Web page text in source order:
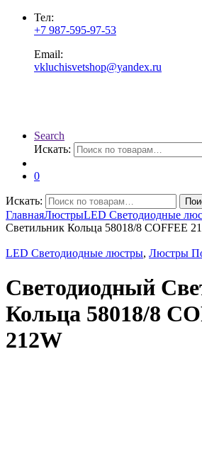
Тел:
+7 987-595-97-53
Email:
vkluchisvetshop@yandex.ru
Search
Искать:
0
Искать:
ГлавнаяЛюстрыLED Светодиодные
Светильник Кольца 58018/8 COFFEE
LED Светодиодные люстры, Люстры
Светодиодный
Кольца 58018/8
212W